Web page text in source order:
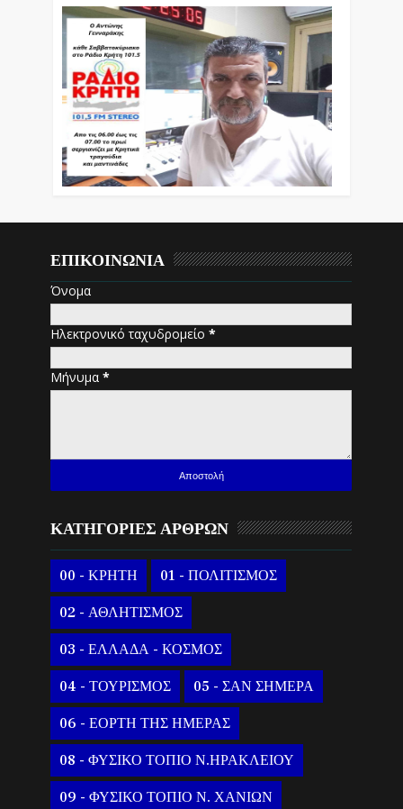
ΕΠΙΚΟΙΝΩΝΙΑ
Όνομα
Ηλεκτρονικό ταχυδρομείο*
Μήνυμα*
ΚΑΤΗΓΟΡΙΕΣ ΑΡΘΡΩΝ
00 - ΚΡΗΤΗ 01 - ΠΟΛΙΤΙΣΜΟΣ
02 - ΑΘΛΗΤΙΣΜΟΣ
03 - ΕΛΛΑΔΑ - ΚΟΣΜΟΣ
04 - ΤΟΥΡΙΣΜΟΣ 05 - ΣΑΝ ΣΗΜΕΡΑ
06 - ΕΟΡΤΗ ΤΗΣ ΗΜΕΡΑΣ
08 - ΦΥΣΙΚΟ ΤΟΠΙΟ Ν.ΗΡΑΚΛΕΙΟΥ
09 - ΦΥΣΙΚΟ ΤΟΠΙΟ Ν. ΧΑΝΙΩΝ